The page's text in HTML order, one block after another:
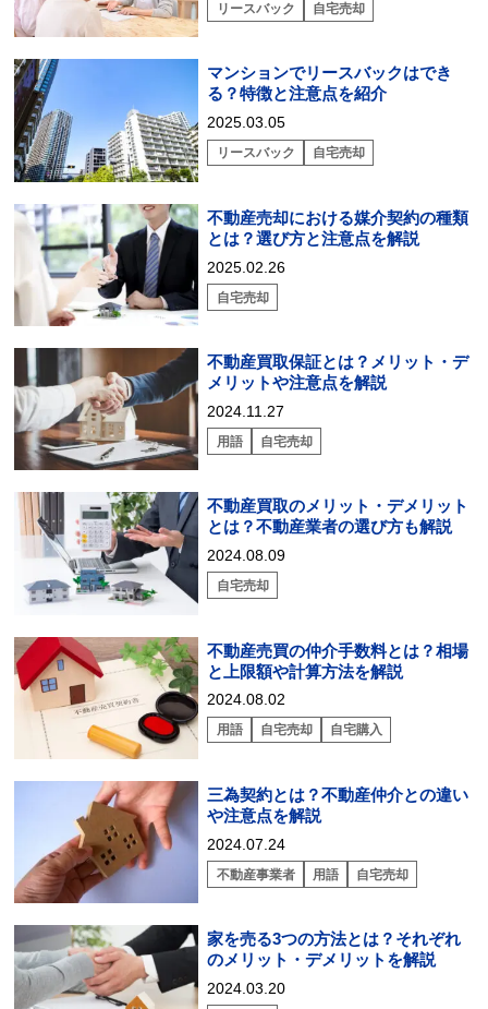
リースバック 自宅売却
マンションでリースバックはでき
る？特徴と注意点を紹介
2025.03.05
リースバック 自宅売却
不動産売却における媒介契約の種類
とは？選び方と注意点を解説
2025.02.26
自宅売却
不動産買取保証とは？メリット・デ
メリットや注意点を解説
2024.11.27
用語 自宅売却
不動産買取のメリット・デメリット
とは？不動産業者の選び方も解説
2024.08.09
自宅売却
不動産売買の仲介手数料とは？相場
と上限額や計算方法を解説
2024.08.02
用語 自宅売却 自宅購入
三為契約とは？不動産仲介との違い
や注意点を解説
2024.07.24
不動産事業者 用語 自宅売却
家を売る3つの方法とは？それぞれ
のメリット・デメリットを解説
2024.03.20